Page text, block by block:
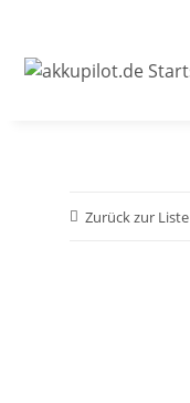
Zurück zur Liste